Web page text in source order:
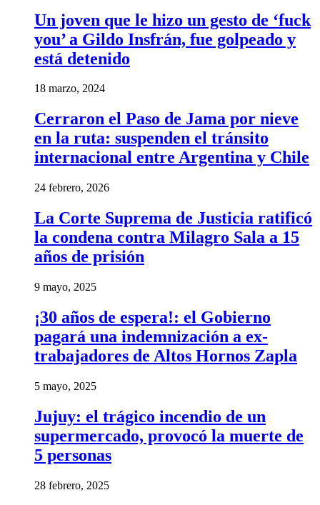
Un joven que le hizo un gesto de ‘fuck
you’ a Gildo Insfrán, fue golpeado y
está detenido
18 marzo, 2024
Cerraron el Paso de Jama por nieve
en la ruta: suspenden el tránsito
internacional entre Argentina y Chile
24 febrero, 2026
La Corte Suprema de Justicia ratificó
la condena contra Milagro Sala a 15
años de prisión
9 mayo, 2025
¡30 años de espera!: el Gobierno
pagará una indemnización a ex-
trabajadores de Altos Hornos Zapla
5 mayo, 2025
Jujuy: el trágico incendio de un
supermercado, provocó la muerte de
5 personas
28 febrero, 2025